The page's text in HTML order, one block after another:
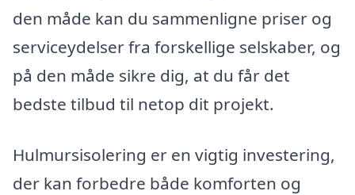
den måde kan du sammenligne priser og
serviceydelser fra forskellige selskaber, og
på den måde sikre dig, at du får det
bedste tilbud til netop dit projekt.
Hulmursisolering er en vigtig investering,
der kan forbedre både komforten og